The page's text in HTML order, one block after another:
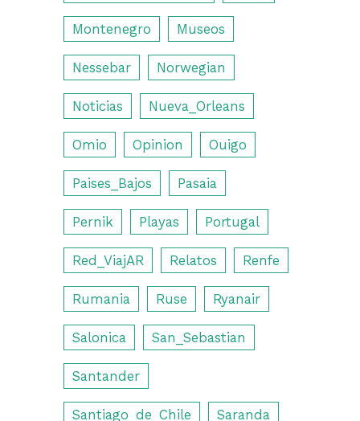
Montenegro Museos
Nessebar Norwegian
Noticias Nueva_Orleans
Omio Opinion Ouigo
Paises_Bajos Pasaia
Pernik Playas Portugal
Red_ViajAR Relatos Renfe
Rumania Ruse Ryanair
Salonica San_Sebastian
Santander
Santiago_de_Chile Saranda